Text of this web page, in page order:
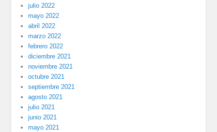
julio 2022
mayo 2022
abril 2022
marzo 2022
febrero 2022
diciembre 2021
noviembre 2021
octubre 2021
septiembre 2021
agosto 2021
julio 2021
junio 2021
mayo 2021